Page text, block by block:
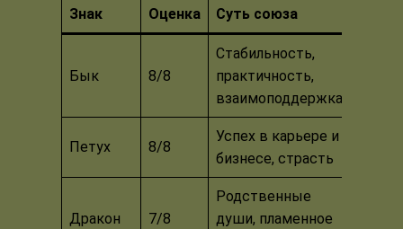
Знак Оценка Суть союза
Бык 8/8
Стабильность,
практичность,
взаимоподдержка
Петух 8/8
Успех в карьере и
бизнесе, страсть
Дракон 7/8
Родственные
души, пламенное